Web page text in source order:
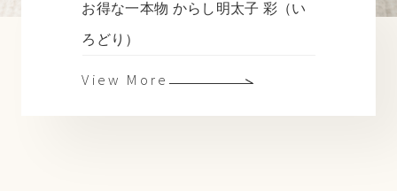
お得な一本物 からし明太子 彩（い
ろどり）
View More